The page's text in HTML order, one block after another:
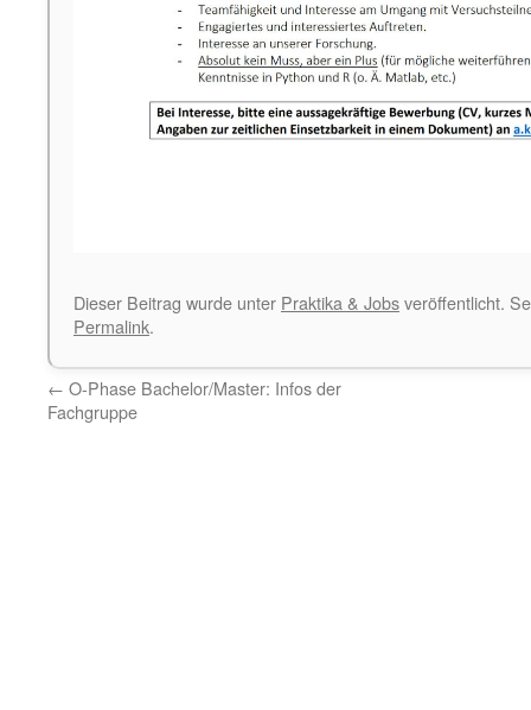
Dieser Beitrag wurde unter Praktika & Jobsveröffentlicht.
Permalink.
← O-Phase Bachelor/Master: Infos der
Fachgruppe